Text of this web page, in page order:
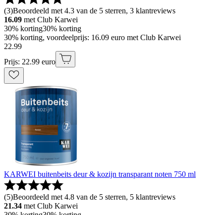
(3)Beoordeeld met 4.3 van de 5 sterren, 3 klantreviews
16.09 met Club Karwei
30% korting30% korting
30% korting, voordeelprijs: 16.09 euro met Club Karwei
22.99
Prijs: 22.99 euro
KARWEI buitenbeits deur & kozijn transparant noten 750 ml
(5)Beoordeeld met 4.8 van de 5 sterren, 5 klantreviews
21.34 met Club Karwei